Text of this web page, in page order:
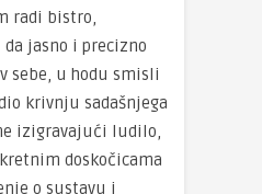
radi bistro,
jasno i precizno
sebe, u hodu smisli
krivnju sadašnjega
izigravajući ludilo,
doskočicama
o sustavu i